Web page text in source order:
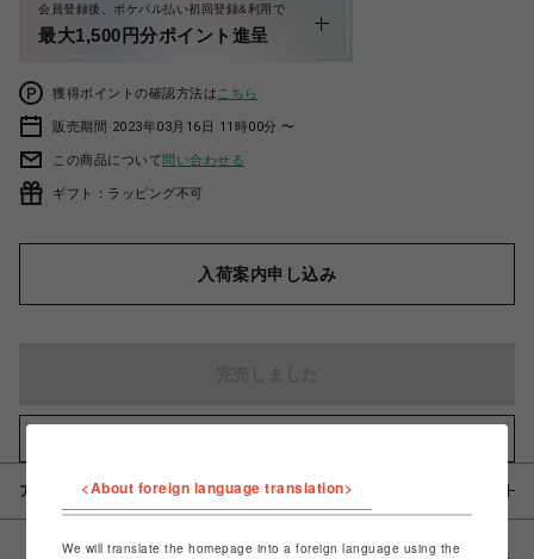
会員登録後、ポケパル払い初回登録&利用で
最大1,500円分ポイント進呈
獲得ポイントの確認方法は こちら
販売期間 2023年03月16日 11時00分 〜
この商品について問い合わせる
ギフト：ラッピング不可
入荷案内申し込み
アイテム説明 / 素材
<About foreign language translation>
We will translate the homepage into a foreign language using the